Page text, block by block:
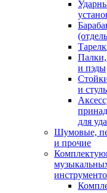
Палки,
и пэды
и
для
Шумовые,
и прочие